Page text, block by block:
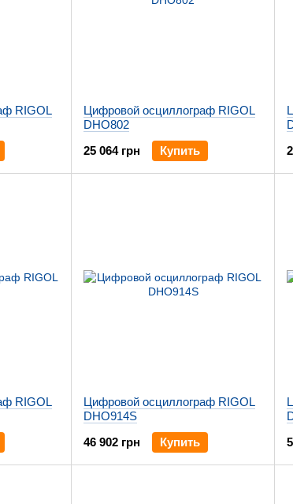
RIGOL
Цифровой осциллограф RIGOL
DHO802
25 064 грн
Купить
RIGOL
Цифровой осциллограф RIGOL
DHO914S
46 902 грн
Купить